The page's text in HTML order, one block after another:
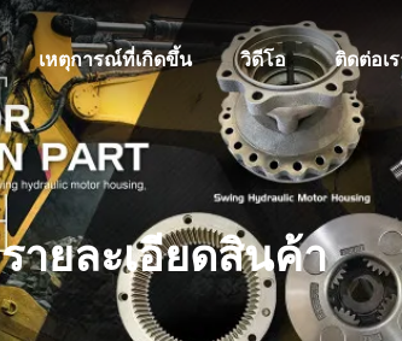
เหตุการณ์ที่เกิดขึ้น วิดีโอ ติดต่อเ
รายละเอียดสินค้า